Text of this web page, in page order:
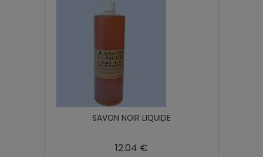
SAVON NOIR LIQUIDE
12.04 €